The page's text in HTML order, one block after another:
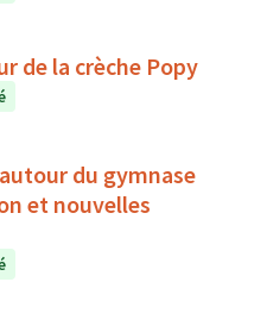
de la crèche Popy
du gymnase
et nouvelles